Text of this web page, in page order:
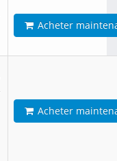
Acheter
Acheter